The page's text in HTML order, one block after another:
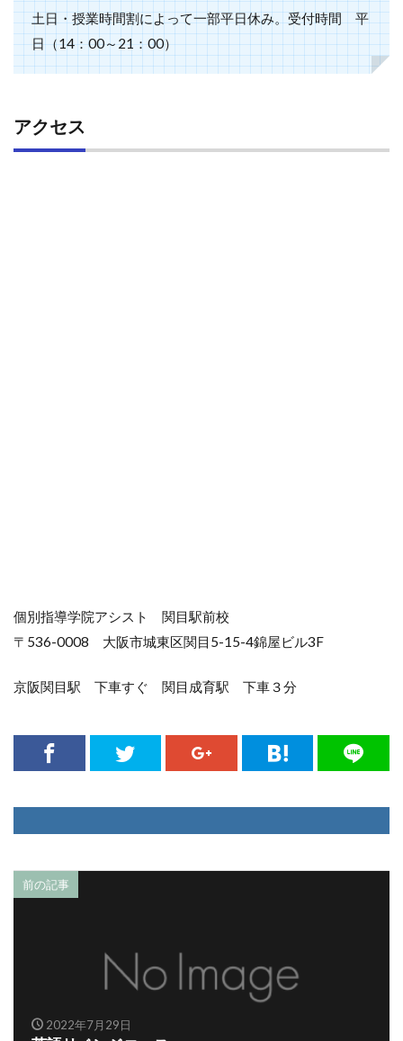
土日・授業時間割によって一部平日休み。受付時間 平
日（14：00～21：00）
アクセス
個別指導学院アシスト 関目駅前校
〒536-0008 大阪市城東区関目5-15-4錦屋ビル3F
京阪関目駅 下車すぐ 関目成育駅 下車３分
前の記事
2022年7月29日